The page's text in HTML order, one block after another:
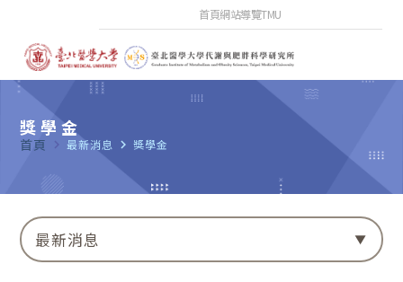
首頁網站導覽TMU
獎學金
首頁 navigate_next 最新消息 navigate_next 獎學金
最新消息